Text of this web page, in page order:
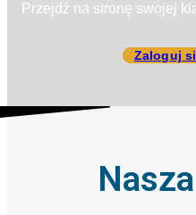
Przejdź na stronę swojej
Zaloguj